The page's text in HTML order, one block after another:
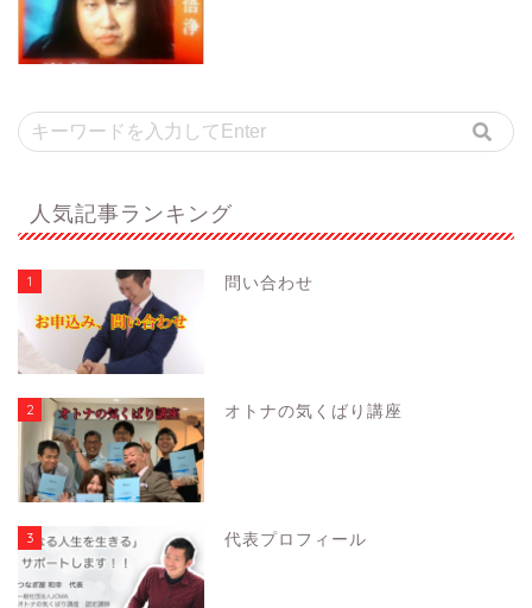
人気記事ランキング
1 問い合わせ
2 オトナの気くばり講座
3 代表プロフィール